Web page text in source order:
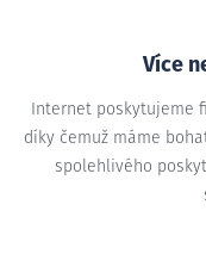
Více
Internet poskytujeme
díky čemuž máme
spolehlivého